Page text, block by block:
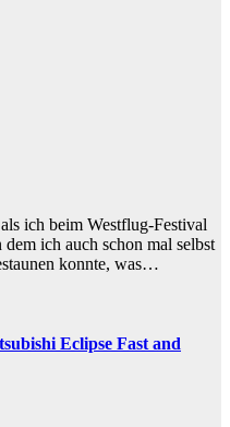
ich beim Westflug-Festival
ich auch schon mal selbst
konnte, was…
Eclipse Fast and